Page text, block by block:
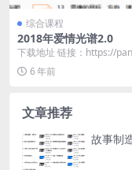
综合课程
2018年爱情光谱2.0
下载地址 链接：https://
com/s/1A_q9RQN...
6 年前
文章推荐
故事制